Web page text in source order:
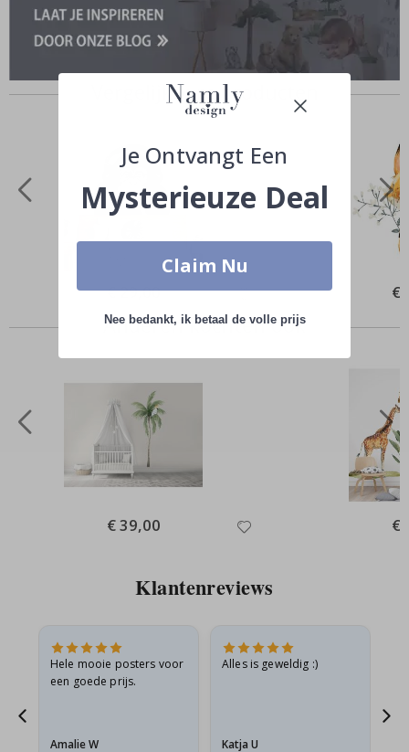
Vergelijkbare producten
Special
€ 29,00 €
Anderen kochten ook
Special
Price
€ 39,00 €
Klantenreviews
Hele mooie posters voor
een goede prijs.
Amalie W
Alles is geweldig :)
Katja U
Je Ontvangt Een
Mysterieuze Deal
Claim Nu
Nee bedankt, ik betaal de volle prijs